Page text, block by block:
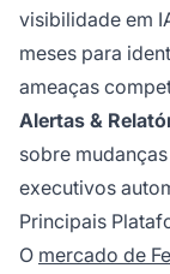
visibilidade em
meses para
ameaças
Alertas &
sobre
executivos
Principais
O mercado de